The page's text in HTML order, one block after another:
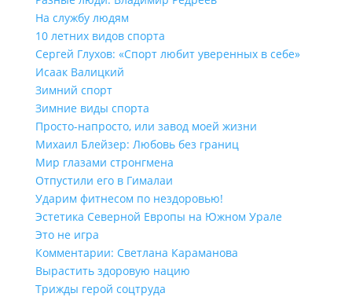
На службу людям
10 летних видов спорта
Сергей Глухов: «Спорт любит уверенных в себе»
Исаак Валицкий
Зимний спорт
Зимние виды спорта
Просто-напросто, или завод моей жизни
Михаил Блейзер: Любовь без границ
Мир глазами стронгмена
Отпустили его в Гималаи
Ударим фитнесом по нездоровью!
Эстетика Северной Европы на Южном Урале
Это не игра
Комментарии: Светлана Караманова
Вырастить здоровую нацию
Трижды герой соцтруда